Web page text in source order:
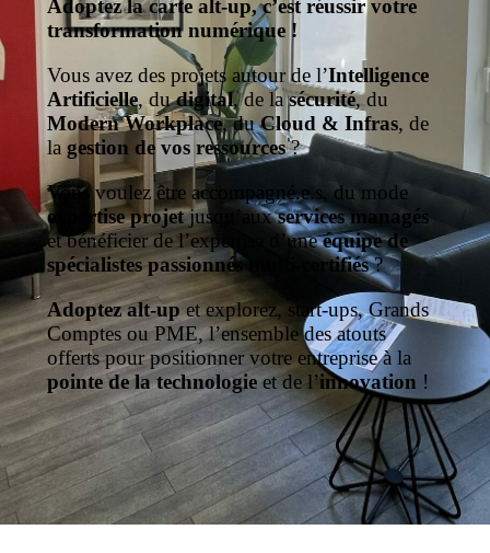
Adoptez la carte alt-up, c’est réussir votre
transformation numérique !
Vous avez des projets autour de l’Intelligence
Artificielle, dudigital, de lasécurité, du
Modern Workplace, duCloud & Infras, de
lagestion de vos ressources?
Vous voulez être accompagné.e.s, du mode
expertise projetjusqu’auxservices managés
et bénéficier de l’expertise d’uneéquipe de
spécialistes passionnés multi-certifiés?
Adoptez alt-upet explorez, start-ups, Grands
Comptes ou PME, l’ensemble des atouts
offerts pour positionner votre entreprise à la
pointe de la technologie et de l’innovation !